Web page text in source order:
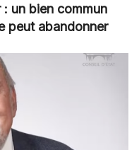
: un bien commun
peut abandonner